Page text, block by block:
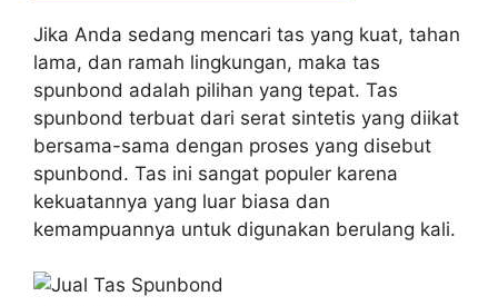
Jika Anda sedang mencari tas yang kuat, tahan
lama, dan ramah lingkungan, maka tas
spunbond adalah pilihan yang tepat. Tas
spunbond terbuat dari serat sintetis yang diikat
bersama-sama dengan proses yang disebut
spunbond. Tas ini sangat populer karena
kekuatannya yang luar biasa dan
kemampuannya untuk digunakan berulang kali.